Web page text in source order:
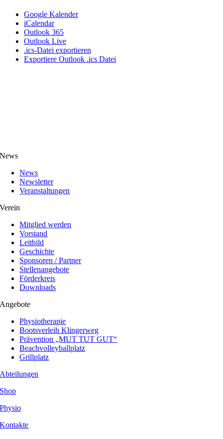
Google Kalender
iCalendar
Outlook 365
Outlook Live
.ics-Datei exportieren
Exportiere Outlook .ics Datei
News
News
Newsletter
Veranstaltungen
Verein
Mitglied werden
Vorstand
Leitbild
Geschichte
Sponsoren / Partner
Stellenangebote
Förderkreis
Downloads
Angebote
Physiotherapie
Bootsverleih Klingerweg
Prävention „MUT TUT GUT“
Beachvolleyballplatz
Grillplatz
Abteilungen
Shop
Physio
Kontakte